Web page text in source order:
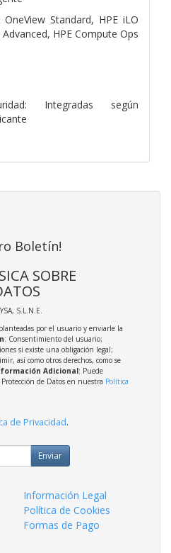
Standard, HPE iLO
HPE Compute Ops
Integradas según
Boletín!
SOBRE
S.L.N.E.
por el usuario y enviarle la
: Consentimiento del usuario;
si existe una obligación legal;
así como otros derechos, como se
Adicional: Puede
de Datos en nuestra Política
de Privacidad.
Enviar
Información Legal
Política de Cookies
Formas de Pago